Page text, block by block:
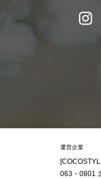
運営企業
063・0801